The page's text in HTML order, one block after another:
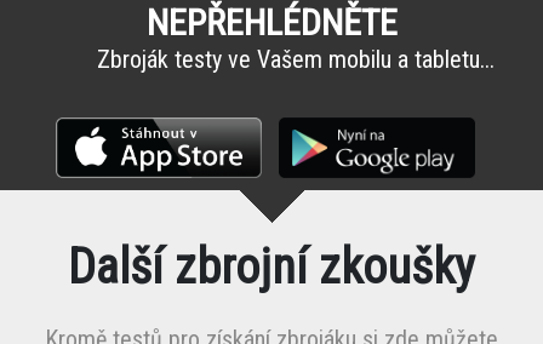
NEPŘEHLÉDNĚTE
Zbroják testy ve Vašem mobilu a tabletu...
Další zbrojní zkoušky